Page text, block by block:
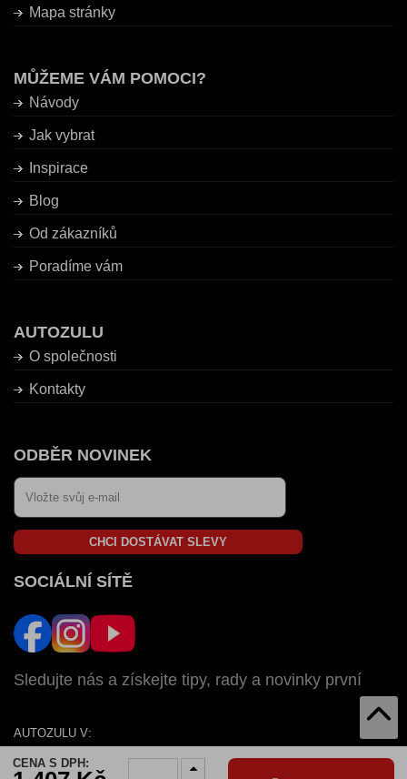
CENA S DPH:
Mapa stránky
MŮŽEME VÁM POMOCI?
Návody
Jak vybrat
Inspirace
Blog
Od zákazníků
Poradíme vám
AUTOZULU
O společnosti
Kontakty
ODBĚR NOVINEK
CHCI DOSTÁVAT SLEVY
SOCIÁLNÍ SÍTĚ
Sledujte nás a získejte tipy, rady a novinky první
AUTOZULU V:
SKCZHU ROBG